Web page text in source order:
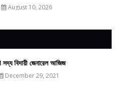
August 10, 2026
বিদায়ী জেনারেল আজিজ
December 29, 2021